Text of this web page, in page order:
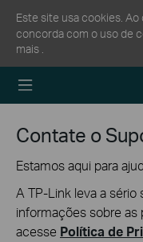
Este site usa cookies.
concorda com o uso de
mais
Contate o
Estamos aqui para
A TP-Link leva a sério
informações sobre as
acesse Política de